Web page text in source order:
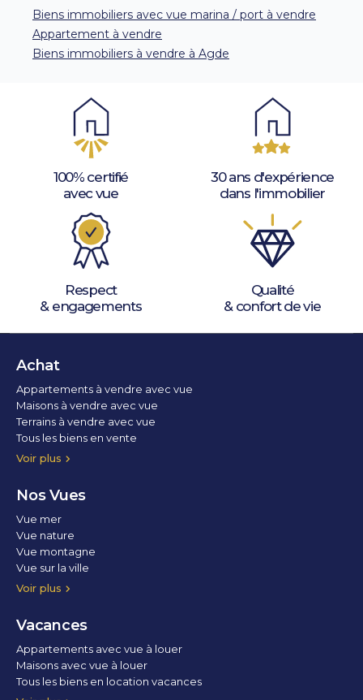
Biens immobiliers avec vue marina / port à vendre
Appartement à vendre
Biens immobiliers à vendre à Agde
100% certifié
avec vue
30 ans d'expérience
dans l'immobilier
Respect
& engagements
Qualité
& confort de vie
Achat
Voir plus
Appartements à vendre avec vue
Maisons à vendre avec vue
Terrains à vendre avec vue
Tous les biens en vente
Nos Vues
Voir plus
Vue mer
Vue nature
Vue montagne
Vue sur la ville
Vue parc
Vue fleuve
Vue lac
Vue marina / port
Vacances
Appartements avec vue à louer
Maisons avec vue à louer
Tous les biens en location vacances